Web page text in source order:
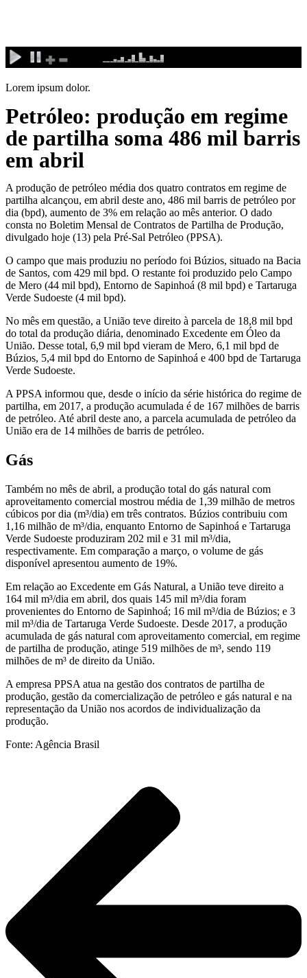
conteúdo
Lorem ipsum dolor.
Petróleo: produção em regime
de partilha soma 486 mil barris
em abril
A produção de petróleo média dos quatro contratos em regime de
partilha alcançou, em abril deste ano, 486 mil barris de petróleo por
dia (bpd), aumento de 3% em relação ao mês anterior. O dado
consta no Boletim Mensal de Contratos de Partilha de Produção,
divulgado hoje (13) pela Pré-Sal Petróleo (PPSA).
O campo que mais produziu no período foi Búzios, situado na Bacia
de Santos, com 429 mil bpd. O restante foi produzido pelo Campo
de Mero (44 mil bpd), Entorno de Sapinhoá (8 mil bpd) e Tartaruga
Verde Sudoeste (4 mil bpd).
No mês em questão, a União teve direito à parcela de 18,8 mil bpd
do total da produção diária, denominado Excedente em Óleo da
União. Desse total, 6,9 mil bpd vieram de Mero, 6,1 mil bpd de
Búzios, 5,4 mil bpd do Entorno de Sapinhoá e 400 bpd de Tartaruga
Verde Sudoeste.
A PPSA informou que, desde o início da série histórica do regime de
partilha, em 2017, a produção acumulada é de 167 milhões de barris
de petróleo. Até abril deste ano, a parcela acumulada de petróleo da
União era de 14 milhões de barris de petróleo.
Gás
Também no mês de abril, a produção total do gás natural com
aproveitamento comercial mostrou média de 1,39 milhão de metros
cúbicos por dia (m³/dia) em três contratos. Búzios contribuiu com
1,16 milhão de m³/dia, enquanto Entorno de Sapinhoá e Tartaruga
Verde Sudoeste produziram 202 mil e 31 mil m³/dia,
respectivamente. Em comparação a março, o volume de gás
disponível apresentou aumento de 19%.
Em relação ao Excedente em Gás Natural, a União teve direito a
164 mil m³/dia em abril, dos quais 145 mil m³/dia foram
provenientes do Entorno de Sapinhoá; 16 mil m³/dia de Búzios; e 3
mil m³/dia de Tartaruga Verde Sudoeste. Desde 2017, a produção
acumulada de gás natural com aproveitamento comercial, em regime
de partilha de produção, atinge 519 milhões de m³, sendo 119
milhões de m³ de direito da União.
A empresa PPSA atua na gestão dos contratos de partilha de
produção, gestão da comercialização de petróleo e gás natural e na
representação da União nos acordos de individualização da
produção.
Fonte: Agência Brasil